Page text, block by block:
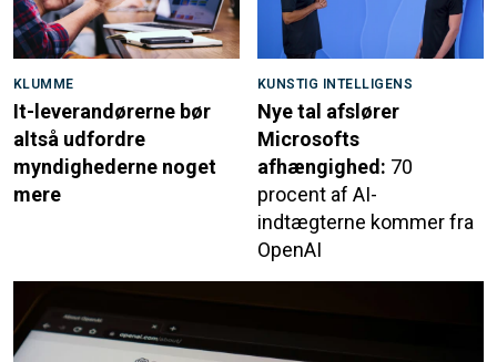
KLUMME
It-leverandørerne bør
altså udfordre
myndighederne noget
mere
KUNSTIG INTELLIGENS
Nye tal afslører
Microsofts
afhængighed: 70
procent af AI-
indtægterne kommer fra
OpenAI